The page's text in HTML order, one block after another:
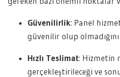
Güvenilirlik: Panel
güvenilir olup
Hızlı Teslimat: Hizmetin
gerçekleştirileceği ve